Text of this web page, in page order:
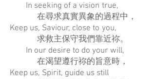
In seeking of a vision true,
在尋求真實異象的過程中，
Keep us, Saviour, close to you,
求救主保守我們靠近祢。
In our desire to do your will,
在渴望遵行祢的旨意時，
Keep us, Spirit, guide us still